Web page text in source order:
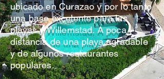
ubicado en Curazao y por lo tanto
una base excelente para las
playas y Willemstad. A poca
distancia de una playa agradable
y de algunos restaurantes
populares.